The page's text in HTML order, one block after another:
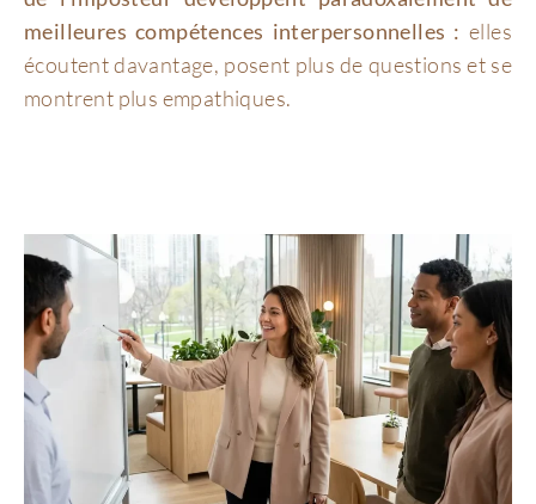
meilleures compétences interpersonnelles : elles
écoutent davantage, posent plus de questions et se
montrent plus empathiques.